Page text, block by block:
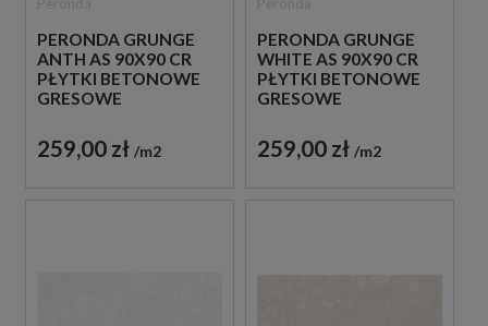
PERONDA GRUNGE
ANTH AS 90X90 CR
PŁYTKI BETONOWE
GRESOWE
259,00 zł m2
PERONDA GRUNGE
WHITE AS 90X90 CR
PŁYTKI BETONOWE
GRESOWE
259,00 zł m2